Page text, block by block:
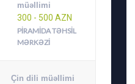
müəllimi
300 - 500 AZN
PIRAMIDA TƏHSIL
MƏRKƏZI
Çin dili müəllimi